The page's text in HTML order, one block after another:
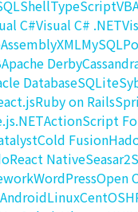
ShellTypeScript
C#Visual C# .NET
XMLMySQL
Apache Derby
DatabaseSQLite
Ruby on Rails
.NETActionScript
Cold Fusion
React NativeSeasar2
WordPressOpen
AndroidLinuxCentOS